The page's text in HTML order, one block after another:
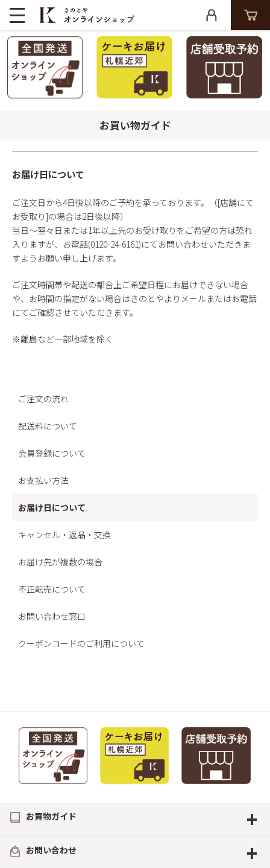
お買い物ガイド
ご注文の流れ
配送料について
会員登録について
お支払い方法
お届け日について
キャンセル・返品・交換
お届け先が複数の場合
不正転売について
お問い合わせ窓口
クーポンコードのご利用について
お届け日について
ご注文日から4日後以降のご予約を承っております。（[店舗にて
お受取り]の場合は2日後以降）
当日〜翌々日または1年以上先のお受け取りをご希望の方は恐れ
入りますが、お電話(0120-24-6161)にてお問い合わせいただきま
すようお願い申し上げます。
ご注文時間帯や配送の都合上ご希望日程にお届けできない場合
や、お時間の指定がない場合はきのとやよりメールまたはお電話
にてご確認させていただきます。
※離島など一部地域を除く
お買物ガイド +
お問い合わせ +